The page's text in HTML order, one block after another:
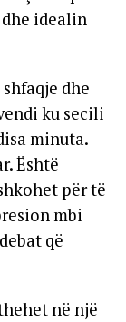
idealin
dhe
ku secili
minuta.
Është
për të
mbi
që
në një